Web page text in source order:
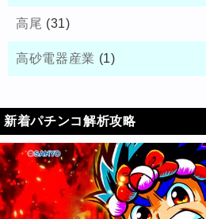
高尾 (31)
高砂電器産業 (1)
新着パチンコ解析攻略